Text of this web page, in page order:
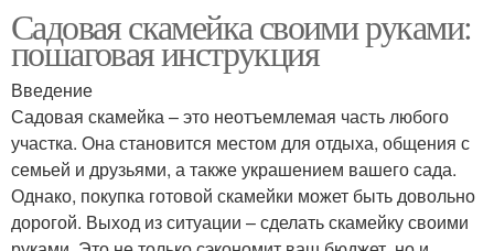
Садовая скамейка своими руками:
пошаговая инструкция
Введение
Садовая скамейка – это неотъемлемая часть любого
участка. Она становится местом для отдыха, общения с
семьей и друзьями, а также украшением вашего сада.
Однако, покупка готовой скамейки может быть довольно
дорогой. Выход из ситуации – сделать скамейку своими